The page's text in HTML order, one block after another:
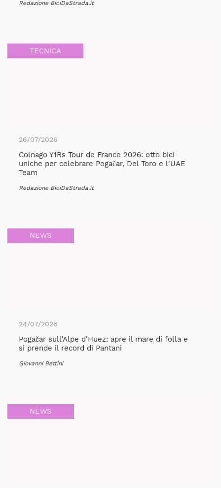
Redazione BiciDaStrada.it
TECNICA
26/07/2026
Colnago Y1Rs Tour de France 2026: otto bici
uniche per celebrare Pogačar, Del Toro e l'UAE
Team
Redazione BiciDaStrada.it
NEWS
24/07/2026
Pogačar sull'Alpe d'Huez: apre il mare di folla e
si prende il record di Pantani
Giovanni Bettini
NEWS